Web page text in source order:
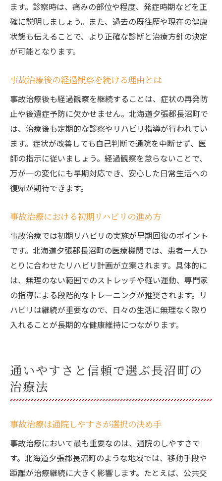
ます。診察時は、痛みの部位や程度、発症時期などを正
確に説明しましょう。また、過去の既往歴や現在の健康
状態も伝えることで、より正確な診断と治療方針の決定
が可能となります。
事故治療後の経過観察を続ける理由とは
事故治療後も経過観察を継続することは、症状の再発防
止や後遺症予防に欠かせません。北海道夕張郡長沼町で
は、治療後も定期的な診察やリハビリ指導が行われてい
ます。症状が改善しても自己判断で通院を中断せず、医
師の指示に従いましょう。経過観察を怠らないことで、
万が一の変化にも早期対応でき、安心した日常生活への
復帰が期待できます。
事故治療における初期リハビリの進め方
事故治療では初期リハビリの実施が早期回復のポイント
です。北海道夕張郡長沼町の医療機関では、患者一人ひ
とりに合わせたリハビリ計画が立案されます。具体的に
は、無理のない範囲でのストレッチや軽い運動、専門家
の指導による段階的なトレーニングが推奨されます。リ
ハビリは継続が重要なので、日々の生活に無理なく取り
入れることが長期的な健康維持につながります。
通いやすさと信頼で選ぶ長沼町の
治療法
事故治療は通院しやすさが選択の決め手
事故治療において最も重要なのは、通院のしやすさで
す。北海道夕張郡長沼町のような地域では、移動手段や
距離が治療継続に大きく影響します。たとえば、公共交